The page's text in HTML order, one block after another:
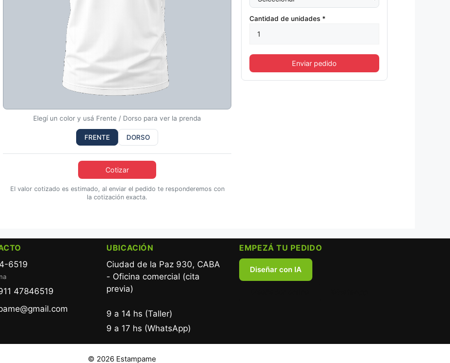
Cantidad de unidades *
Enviar pedido
Elegí un color y usá Frente / Dorso para ver la prenda
FRENTE DORSO
Cotizar
El valor cotizado es estimado, al enviar el pedido te responderemos con
la cotización exacta.
6519
47846519
UBICACIÓN
Ciudad de la Paz 930, CABA
- Oficina comercial (cita
previa)
9 a 14 hs (Taller)
9 a 17 hs (WhatsApp)
EMPEZÁ TU PEDIDO
Diseñar con IA
© 2026 Estampame